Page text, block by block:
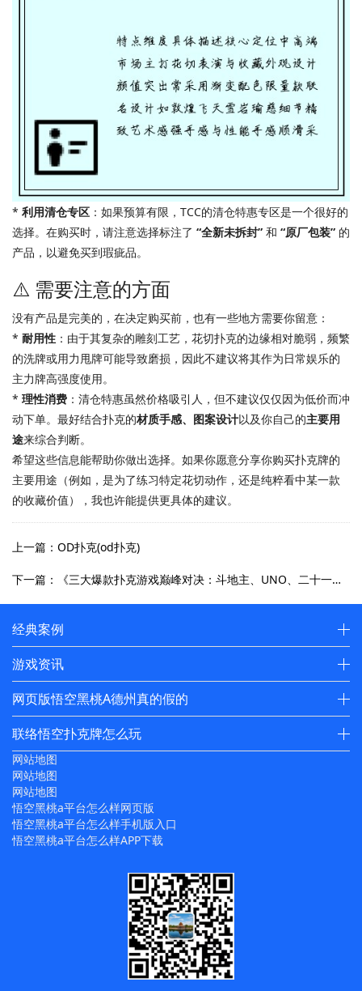
* 利用清仓专区 ：如果预算有限，TCC的清仓特惠专区是一个很好的
选择。在购买时，请注意选择标注了 “全新未拆封” 和 “原厂包装” 的
产品，以避免买到瑕疵品。
⚠️ 需要注意的方面
没有产品是完美的，在决定购买前，也有一些地方需要你留意：
* 耐用性 ：由于其复杂的雕刻工艺，花切扑克的边缘相对脆弱，频繁
的洗牌或用力甩牌可能导致磨损，因此不建议将其作为日常娱乐的
主力牌高强度使用。
* 理性消费 ：清仓特惠虽然价格吸引人，但不建议仅仅因为低价而冲
动下单。最好结合扑克的材质手感、图案设计以及你自己的主要用
途来综合判断。
希望这些信息能帮助你做出选择。如果你愿意分享你购买扑克牌的
主要用途（例如，是为了练习特定花切动作，还是纯粹看中某一款
的收藏价值），我也许能提供更具体的建议。
上一篇：OD扑克(od扑克)
下一篇：《三大爆款扑克游戏巅峰对决：斗地主、UNO、二十一点谁主沉浮？》
经典案例
游戏资讯
网页版悟空黑桃A德州真的假的
联络悟空扑克牌怎么玩
网站地图
网站地图
网站地图
悟空黑桃a平台怎么样网页版
悟空黑桃a平台怎么样手机版入口
悟空黑桃a平台怎么样APP下载